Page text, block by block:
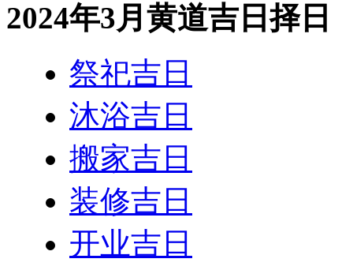
2024年3月黄道吉日择日
祭祀吉日
沐浴吉日
搬家吉日
装修吉日
开业吉日